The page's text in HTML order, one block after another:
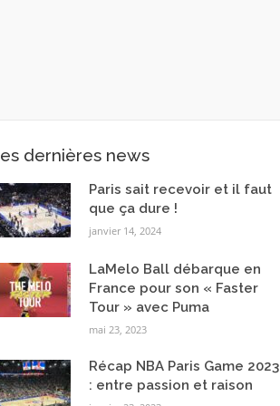
dernières news
Paris sait recevoir et il faut
que ça dure !
janvier 14, 2024
LaMelo Ball débarque en
France pour son « Faster
Tour » avec Puma
mai 23, 2023
Récap NBA Paris Game 2023
: entre passion et raison